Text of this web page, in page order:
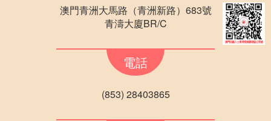
澳門青洲大馬路（青洲新路）683號
青濤大廈BR/C
電話
(853) 28403865